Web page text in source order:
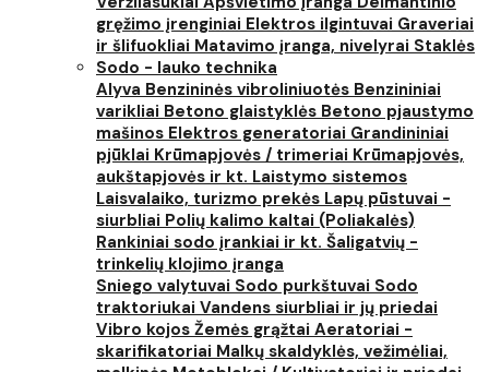
gręžimo įrenginiai Elektros ilgintuvai Graveriai
ir šlifuokliai Matavimo įranga, nivelyrai Staklės
Sodo - lauko technika
Alyva Benzininės vibroliniuotės Benzininiai
varikliai Betono glaistyklės Betono pjaustymo
mašinos Elektros generatoriai Grandininiai
pjūklai Krūmapjovės / trimeriai Krūmapjovės,
aukštapjovės ir kt. Laistymo sistemos
Laisvalaiko, turizmo prekės Lapų pūstuvai -
siurbliai Polių kalimo kaltai (Poliakalės)
Rankiniai sodo įrankiai ir kt. Šaligatvių -
trinkelių klojimo įranga
Sniego valytuvai Sodo purkštuvai Sodo
traktoriukai Vandens siurbliai ir jų priedai
Vibro kojos Žemės grąžtai Aeratoriai -
skarifikatoriai Malkų skaldyklės, vežimėliai,